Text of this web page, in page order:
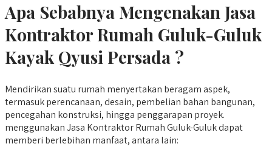
Apa Sebabnya Mengenakan Jasa
Kontraktor Rumah Guluk-Guluk
Kayak Qyusi Persada ?
Mendirikan suatu rumah menyertakan beragam aspek,
termasuk perencanaan, desain, pembelian bahan bangunan,
pencegahan konstruksi, hingga penggarapan proyek.
menggunakan Jasa Kontraktor Rumah Guluk-Guluk dapat
memberi berlebihan manfaat, antara lain: